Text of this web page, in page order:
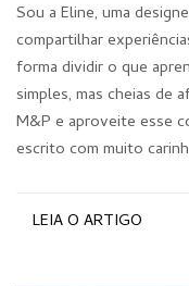
Sou a Eline, uma
compartilhar
forma dividir o que
simples, mas cheias de
M&P e aproveite esse
escrito com muito
LEIA O ARTIGO